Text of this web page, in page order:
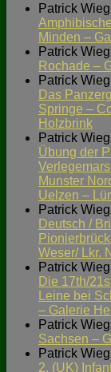
Patrick
Minden –
Patrick
Rochade –
Patrick
Das
Springe –
Holzbrink
Patrick
Übung der
Munster
Uelzen –
Patrick
Deutsch /
Weser/ Lkr.
Patrick
Die 17th/
Leine bei
– Galerie
Patrick
Sachsen –
Patrick
2. (UK)